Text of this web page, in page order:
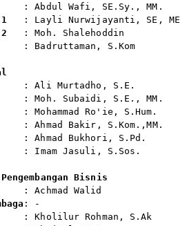
   : Layli Nurwijayanti, SE, ME
: Badruttaman, S.Kom
: Moh. Subaidi, S.E., MM.
: Ahmad Bukhori, S.Pd.
: Imam Jasuli, S.Sos.
Bisnis
: -